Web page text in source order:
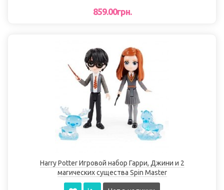
859.00грн.
Harry Potter Игровой набор Гарри, Джини и 2
магических существа Spin Master